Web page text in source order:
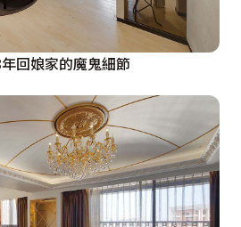
回娘家的魔鬼細節